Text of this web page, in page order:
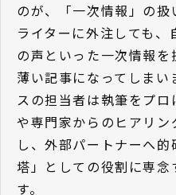
のが、「一次情報」の
ライターに外注しても
の声といった一次情報
薄い記事になってしまい
スの担当者は執筆をプ
や専門家からのヒアリ
し、外部パートナーへ
塔」としての役割に専
す。